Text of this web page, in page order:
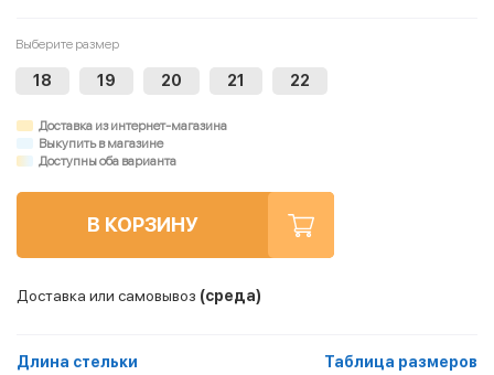
Выберите размер
18 19 20 21 22
Доставка из интернет-магазина
Выкупить в магазине
Доступны оба варианта
В КОРЗИНУ
Доставка или самовывоз (среда)
Длина стельки Таблица размеров